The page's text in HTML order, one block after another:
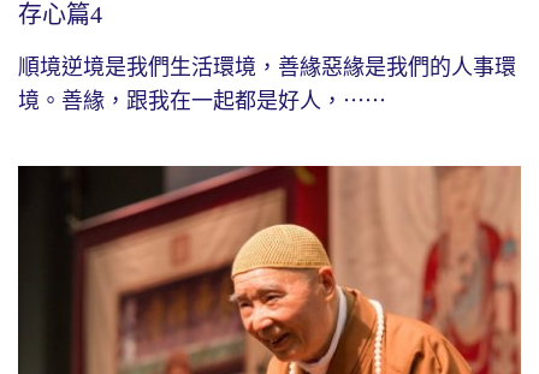
存心篇4
順境逆境是我們生活環境，善緣惡緣是我們的人事環
境。善緣，跟我在一起都是好人，⋯⋯